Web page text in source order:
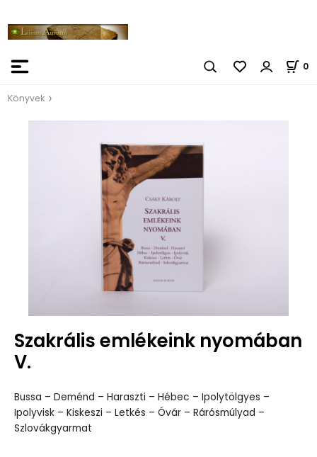
0
Könyvek
Szakrális emlékeink nyomában
V.
Bussa – Deménd – Haraszti – Hébec – Ipolytölgyes –
Ipolyvisk – Kiskeszi – Letkés – Óvár – Rárósmúlyad –
Szlovákgyarmat